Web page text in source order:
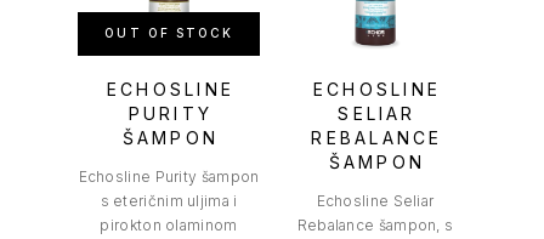
OUT OF STOCK
ECHOSLINE
PURITY
ŠAMPON
Echosline Purity šampon
s eteričnim uljima i
pirokton olaminom
ECHOSLINE
SELIAR
REBALANCE
ŠAMPON
Echosline Seliar
Rebalance šampon, s